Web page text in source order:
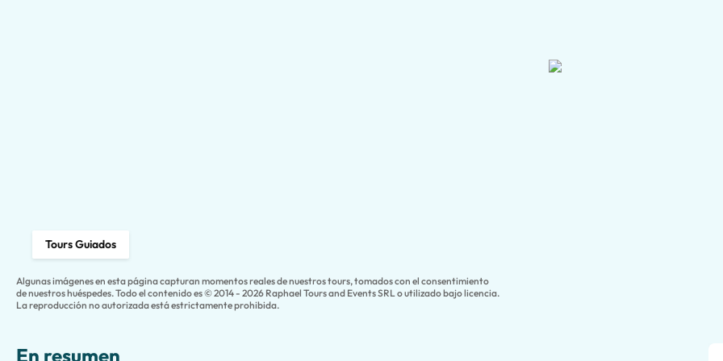
Tours Guiados
Algunas imágenes en esta página capturan momentos reales de nuestros tours, tomados con el consentimiento
de nuestros huéspedes. Todo el contenido es © 2014 - 2026 Raphael Tours and Events SRL o utilizado bajo licencia.
La reproducción no autorizada está estrictamente prohibida.
En resumen